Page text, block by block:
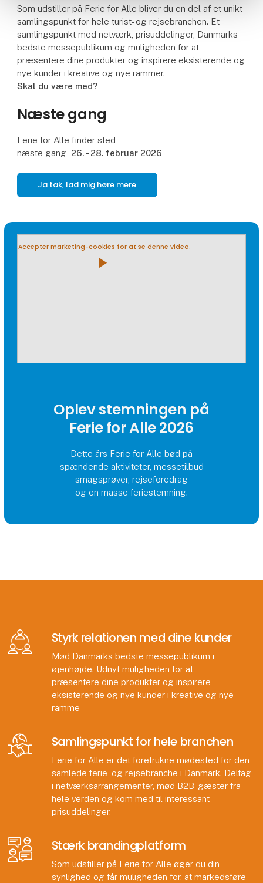
Som udstiller på Ferie for Alle bliver du en del af et unikt
samlingspunkt for hele turist- og rejsebranchen. Et
samlingspunkt med netværk, prisuddelinger, Danmarks
bedste messepublikum og muligheden for at
præsentere dine produkter og inspirere eksisterende og
nye kunder i kreative og nye rammer.
Skal du være med?
Næste gang
Ferie for Alle finder sted
næste gang 26. - 28. februar 2026
Ja tak, lad mig høre mere
Accepter marketing-cookies for at se denne video.
play_arrow
Oplev stemningen på
Ferie for Alle 2026
Dette års Ferie for Alle bød på
spændende aktiviteter, messetilbud
smagsprøver, rejseforedrag
og en masse feriestemning.
Styrk relationen med dine kunder
Mød Danmarks bedste messepublikum i
øjenhøjde. Udnyt muligheden for at
præsentere dine produkter og inspirere
eksisterende og nye kunder i kreative og nye
ramme
Samlingspunkt for hele branchen
Ferie for Alle er det foretrukne mødested for den
samlede ferie- og rejsebranche i Danmark. Deltag
i netværksarrangementer, mød B2B-gæster fra
hele verden og kom med til interessant
prisuddelinger.
Stærk brandingplatform
Som udstiller på Ferie for Alle øger du din
synlighed og får muligheden for, at markedsføre